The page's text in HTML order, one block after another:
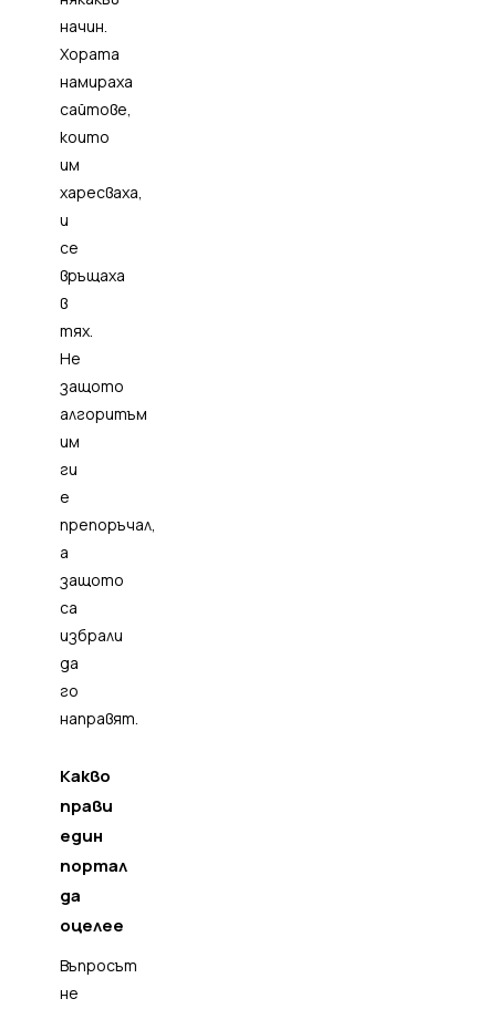
начин.
Хората
намираха
сайтове,
които
им
харесваха,
и
се
връщаха
в
тях.
Не
защото
алгоритъм
им
ги
е
препоръчал,
а
защото
са
избрали
да
го
направят.
Какво
прави
един
портал
да
оцелее
Въпросът
не